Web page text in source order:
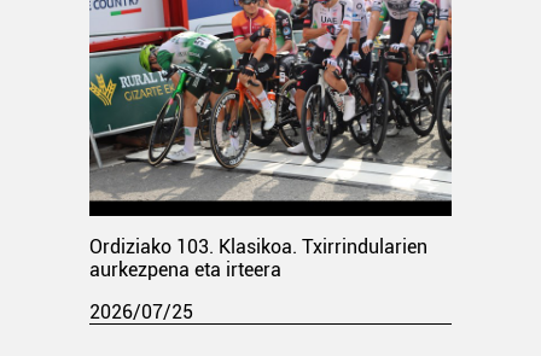
Ordiziako 103. Klasikoa. Txirrindularien
aurkezpena eta irteera
2026/07/25